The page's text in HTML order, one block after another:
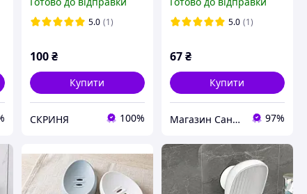
5.0 (1)
100 ₴
Купити
СКРИНЯ 100%
(LDPLA0203WHI37456)
5.0 (1)
67₴
Купити
Магазин Сантехнік 97%